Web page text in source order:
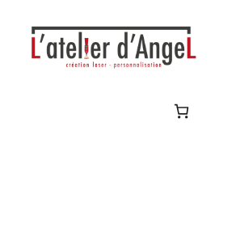
contenu